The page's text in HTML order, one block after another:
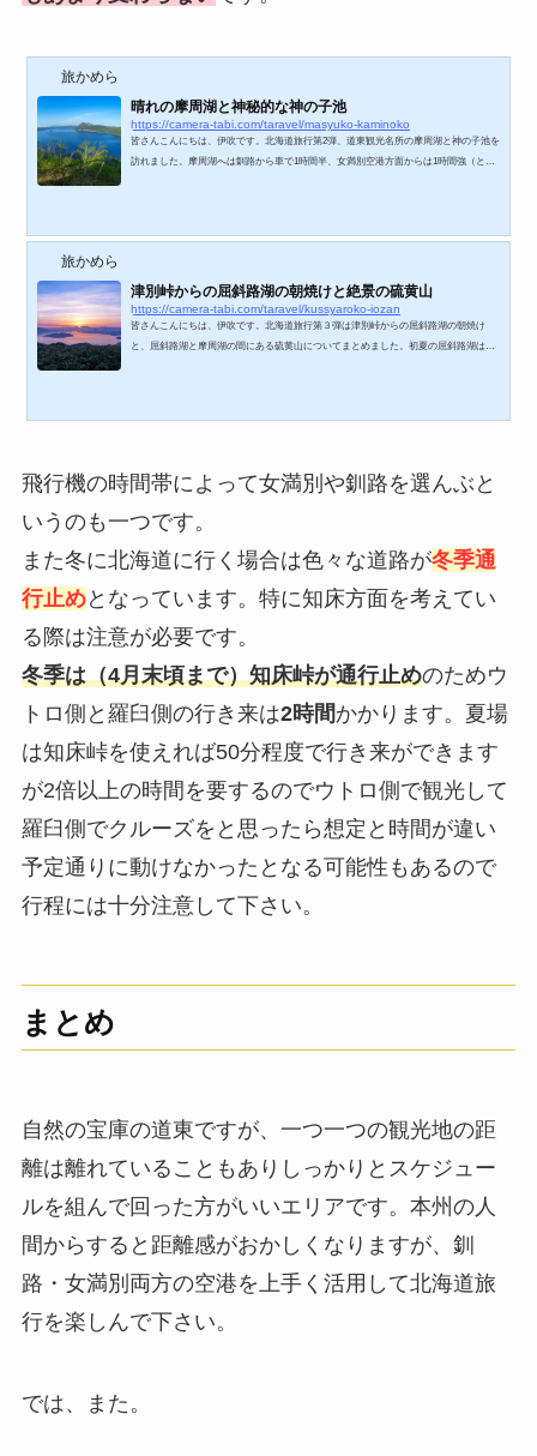
旅かめら
晴れの摩周湖と神秘的な神の子池
https://camera-tabi.com/taravel/masyuko-kaminoko
皆さんこんにちは、伊吹です。北海道旅行第2弾、道東観光名所の摩周湖と神の子池を
訪れました。摩周湖へは釧路から車で1時間半、女満別空港方面からは1時間強（とも
由来としては摩周湖からの伏流水からできていると言い伝えからアイヌの方々が神の
旅かめら
津別峠からの屈斜路湖の朝焼けと絶景の硫黄山
https://camera-tabi.com/taravel/kussyaroko-iozan
皆さんこんにちは、伊吹です。北海道旅行第３弾は津別峠からの屈斜路湖の朝焼け
と、屈斜路湖と摩周湖の間にある硫黄山についてまとめました。初夏の屈斜路湖は津
飛行機の時間帯によって女満別や釧路を選んぶと
いうのも一つです。
また冬に北海道に行く場合は色々な道路が冬季通
行止めとなっています。特に知床方面を考えてい
る際は注意が必要です。
冬季は（4月末頃まで）知床峠が通行止めのためウ
トロ側と羅臼側の行き来は2時間かかります。夏場
は知床峠を使えれば50分程度で行き来ができます
が2倍以上の時間を要するのでウトロ側で観光して
羅臼側でクルーズをと思ったら想定と時間が違い
予定通りに動けなかったとなる可能性もあるので
行程には十分注意して下さい。
まとめ
自然の宝庫の道東ですが、一つ一つの観光地の距
離は離れていることもありしっかりとスケジュー
ルを組んで回った方がいいエリアです。本州の人
間からすると距離感がおかしくなりますが、釧
路・女満別両方の空港を上手く活用して北海道旅
行を楽しんで下さい。
では、また。